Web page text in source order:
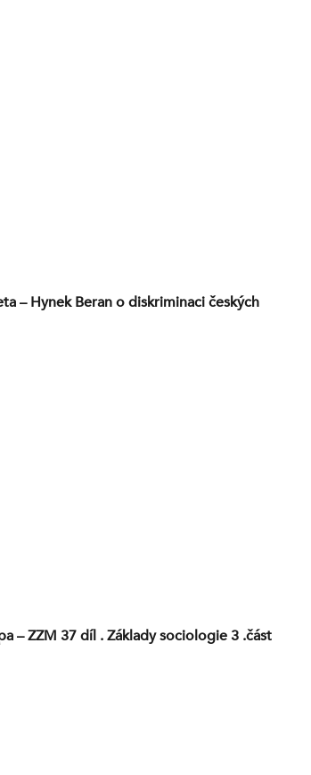
– Hynek Beran o diskriminaci českých
– ZZM 37 díl . Základy sociologie 3 .část